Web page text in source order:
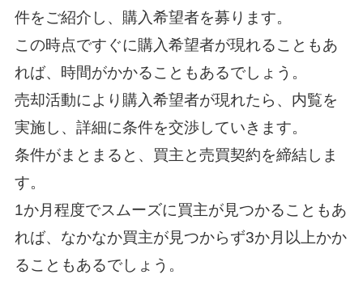
件をご紹介し、購入希望者を募ります。
この時点ですぐに購入希望者が現れることもあ
れば、時間がかかることもあるでしょう。
売却活動により購入希望者が現れたら、内覧を
実施し、詳細に条件を交渉していきます。
条件がまとまると、買主と売買契約を締結しま
す。
1か月程度でスムーズに買主が見つかることもあ
れば、なかなか買主が見つからず3か月以上かか
ることもあるでしょう。